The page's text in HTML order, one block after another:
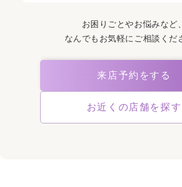
お困りごとやお悩みなど、
なんでもお気軽にご相談くだ
来店予約をする
お近くの店舗を探す